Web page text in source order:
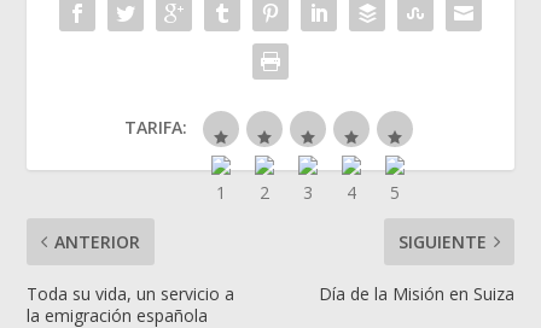
TARIFA:
ANTERIOR
Toda su vida, un servicio a
la emigración española
SIGUIENTE
Día de la Misión en Suiza